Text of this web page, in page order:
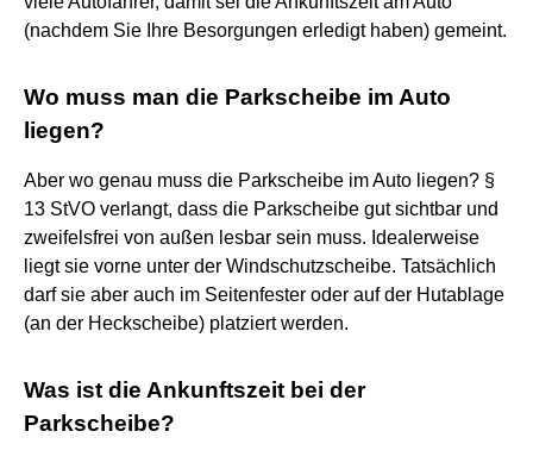
(nachdem Sie Ihre Besorgungen erledigt haben) gemeint.
Wo muss man die Parkscheibe im Auto
liegen?
Aber wo genau muss die Parkscheibe im Auto liegen? §
13 StVO verlangt, dass die Parkscheibe gut sichtbar und
zweifelsfrei von außen lesbar sein muss. Idealerweise
liegt sie vorne unter der Windschutzscheibe. Tatsächlich
darf sie aber auch im Seitenfester oder auf der Hutablage
(an der Heckscheibe) platziert werden.
Was ist die Ankunftszeit bei der
Parkscheibe?